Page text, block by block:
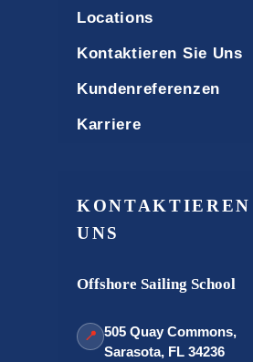
Locations
Kontaktieren Sie Uns
Kundenreferenzen
Karriere
KONTAKTIEREN
UNS
Offshore Sailing School
📍 505 Quay Commons,
Sarasota, FL 34236